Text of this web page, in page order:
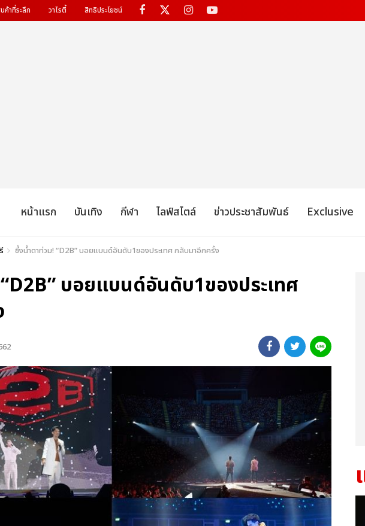
ค้าที่ระลึก วาไรตี้ สิทธิประโยชน์
หน้าแรก บันเทิง กีฬา ไลฟ์สไตล์ ข่าวประชาสัมพันธ์ Exclusive
ซึ้งน้ำตาท่วม! “D2B” บอยแบนด์อันดับ1ของประเทศ กลับมาอีกครั้ง
บอยแบนด์อันดับ1ของประเทศ